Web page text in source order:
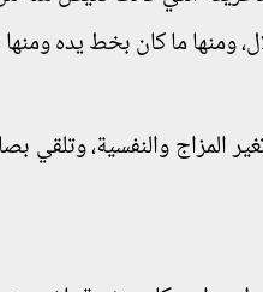
ومنها ما كان بخط يده
المزاج والنفسية،